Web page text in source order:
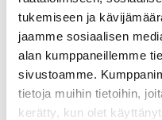
tukemiseen ja
jaamme sosiaalisen
alan kumppaneillemme
sivustoamme.
tietoja muihin tietoihin,
kerätty, kun olet